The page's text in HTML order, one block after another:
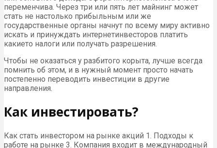
переменчива. Через три или пять лет майнинг может
стать не настолько прибыльным или же
государственные органы начнут по всему миру активно
искать и принуждать интернетинвесторов платить
какието налоги или получать разрешения.
Чтобы не оказаться у разбитого корыта, лучше всегда
помнить об этом, и в нужный момент просто начать
постепенно переводить инвестиции в другие
направления.
Как инвестировать?
Как стать инвестором на рынке акций 1. Подходы к
работе на рынке 3. Компания входит в международный